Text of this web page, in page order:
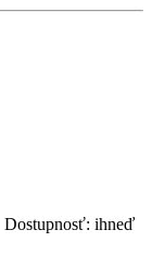
Dostupnosť: ihneď